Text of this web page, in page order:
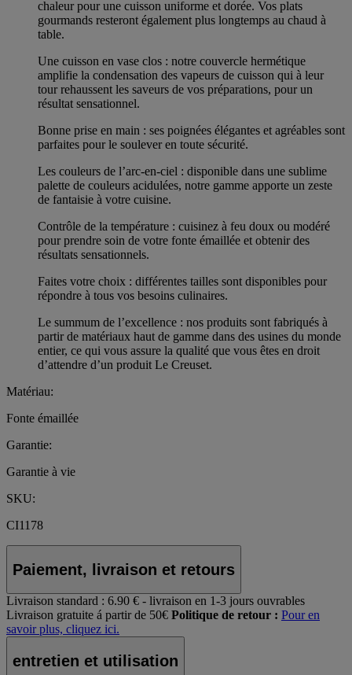
chaleur pour une cuisson uniforme et dorée. Vos plats
gourmands resteront également plus longtemps au chaud à
table.
Une cuisson en vase clos : notre couvercle hermétique
amplifie la condensation des vapeurs de cuisson qui à leur
tour rehaussent les saveurs de vos préparations, pour un
résultat sensationnel.
Bonne prise en main : ses poignées élégantes et agréables sont
parfaites pour le soulever en toute sécurité.
Les couleurs de l’arc-en-ciel : disponible dans une sublime
palette de couleurs acidulées, notre gamme apporte un zeste
de fantaisie à votre cuisine.
Contrôle de la température : cuisinez à feu doux ou modéré
pour prendre soin de votre fonte émaillée et obtenir des
résultats sensationnels.
Faites votre choix : différentes tailles sont disponibles pour
répondre à tous vos besoins culinaires.
Le summum de l’excellence : nos produits sont fabriqués à
partir de matériaux haut de gamme dans des usines du monde
entier, ce qui vous assure la qualité que vous êtes en droit
d’attendre d’un produit Le Creuset.
Matériau:
Fonte émaillée
Garantie:
Garantie à vie
SKU:
CI1178
Paiement, livraison et retours
Livraison standard : 6.90 € - livraison en 1-3 jours ouvrables
Livraison gratuite á partir de 50€ Politique de retour : Pour en
savoir plus, cliquez ici.
entretien et utilisation